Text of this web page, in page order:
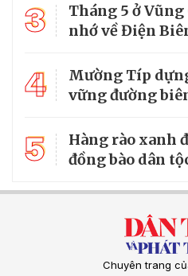
3
Tháng 5 ở Vũng
nhớ về Điện
4
Mường Típ
vững đường
5
Hàng rào xanh
đồng bào dân
Chuyên trang